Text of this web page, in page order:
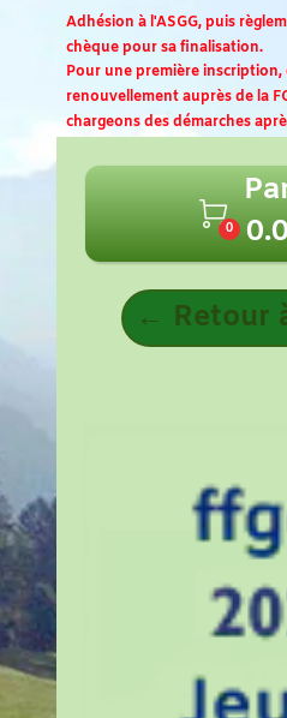
Adhésion à l'ASGG, puis
chèque pour sa finalisation.
Pour une première inscription,
renouvellement auprès de la
chargeons des démarches

0
← Retour